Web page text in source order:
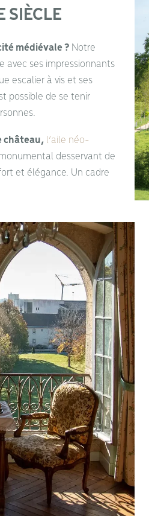
SIÈCLE
médiévale ? Notre
avec ses impressionnants
escalier à vis et ses
possible de se tenir
château, l’aile néo-
desservant de
et élégance. Un cadre